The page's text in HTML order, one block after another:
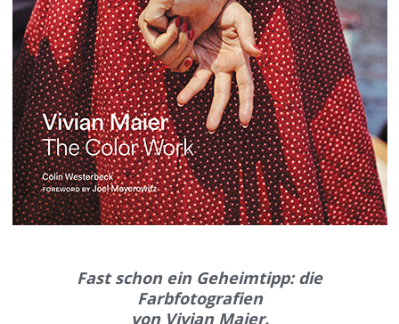
Fast schon ein Geheimtipp: die
Farbfotografien
von Vivian Maier.